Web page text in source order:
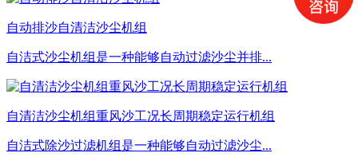
自动排沙自清洁沙尘机组
自洁式沙尘机组是一种能够自动过滤沙尘并排...
自清洁沙尘机组重风沙工况长周期稳定运行机组
自洁式除沙过滤机组是一种能够自动过滤沙尘...